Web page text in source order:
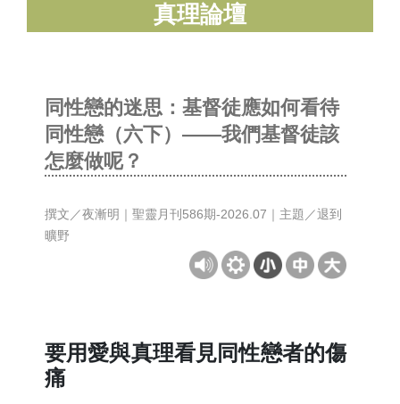
真理論壇
同性戀的迷思：基督徒應如何看待
同性戀（六下）——我們基督徒該
怎麼做呢？
撰文／夜漸明｜聖靈月刊586期-2026.07｜主題／退到
曠野
要用愛與真理看見同性戀者的傷
痛